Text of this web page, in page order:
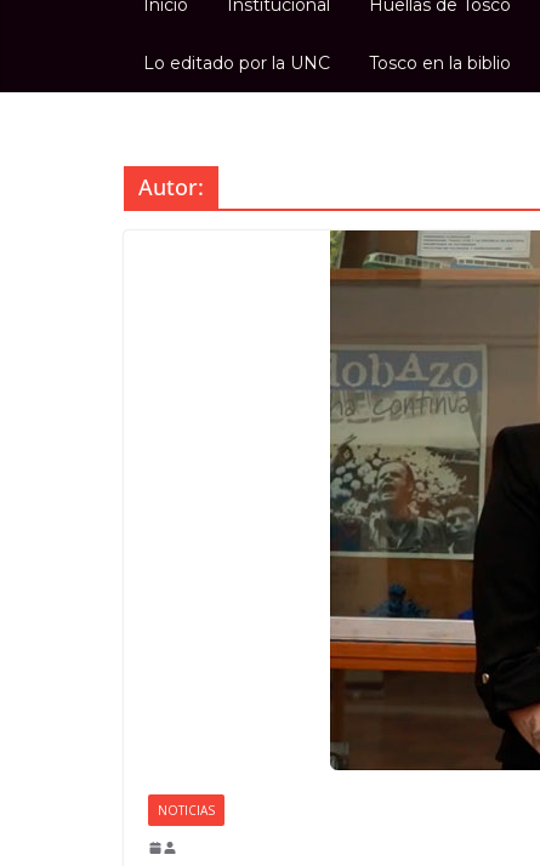
Lo editado por la UNC Tosco en la biblio
Autor:
NOTICIAS